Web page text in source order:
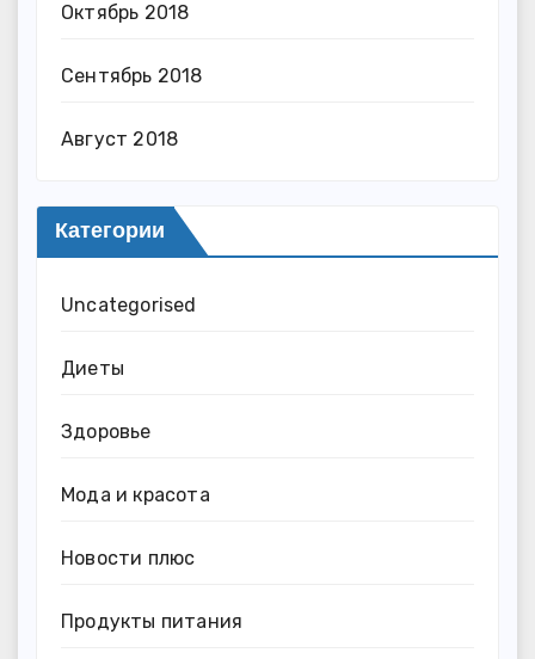
Октябрь 2018
Сентябрь 2018
Август 2018
Категории
Uncategorised
Диеты
Здоровье
Мода и красота
Новости плюс
Продукты питания